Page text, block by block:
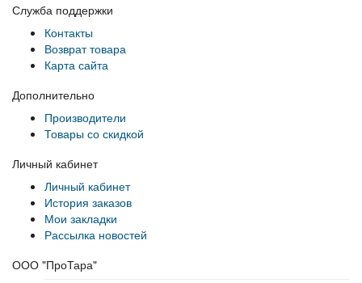
Служба поддержки
Контакты
Возврат товара
Карта сайта
Дополнительно
Производители
Товары со скидкой
Личный кабинет
Личный кабинет
История заказов
Мои закладки
Рассылка новостей
ООО "ПроТара"